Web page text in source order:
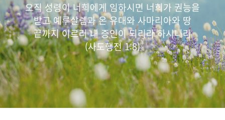
오직 성령이 너희에게 임하시면 너희가 권능을
받고 예루살렘과 온 유대와 사마리아와 땅
끝까지 이르러 내 증인이 되리라 하시니라
(사도행전 1:8)